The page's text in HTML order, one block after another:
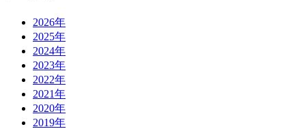
2026年
2025年
2024年
2023年
2022年
2021年
2020年
2019年